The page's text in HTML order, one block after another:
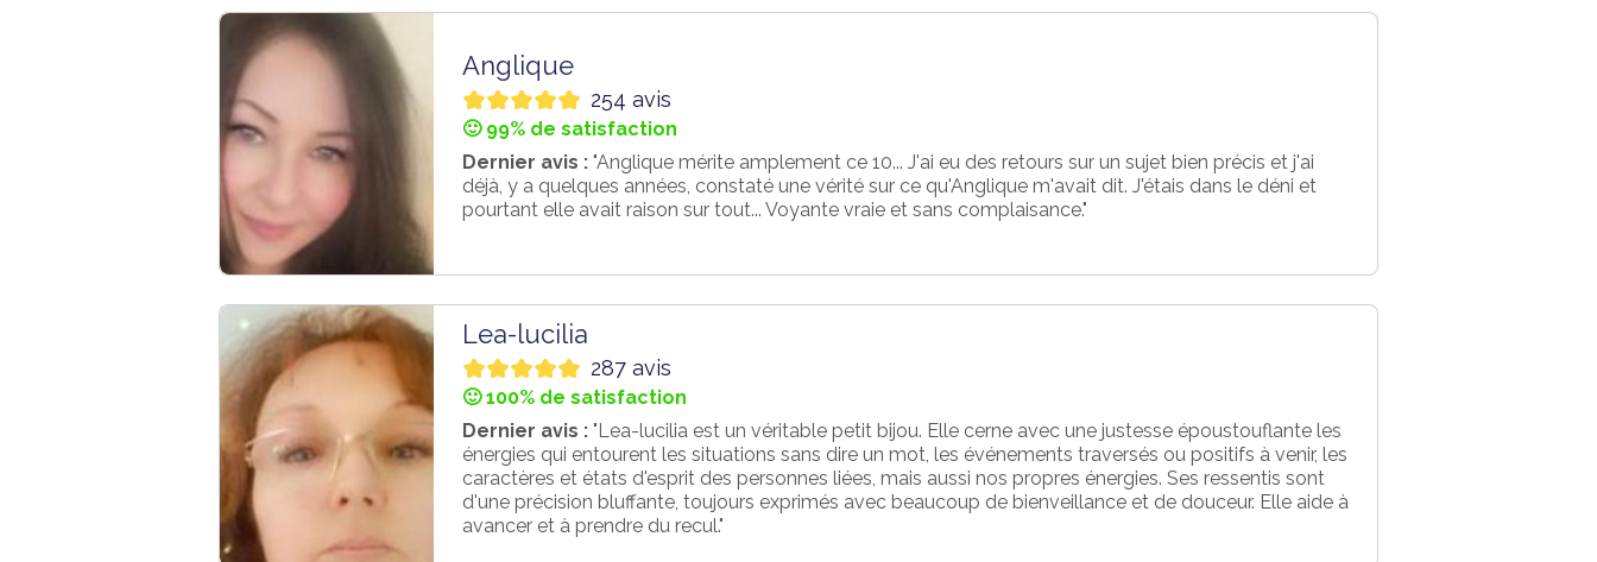
Anglique
254 avis
🙂 99% de satisfaction
Dernier avis : "Anglique mérite amplement ce 10... J'ai eu des retours sur un sujet bien précis et j'ai
déjà, y a quelques années, constaté une vérité sur ce qu'Anglique m'avait dit. J'étais dans le déni et
pourtant elle avait raison sur tout... Voyante vraie et sans complaisance."
Lea-lucilia
287 avis
🙂 100% de satisfaction
Dernier avis : "Lea-lucilia est un véritable petit bijou. Elle cerne avec une justesse époustouflante les
énergies qui entourent les situations sans dire un mot, les événements traversés ou positifs à venir, les
caractères et états d'esprit des personnes liées, mais aussi nos propres énergies. Ses ressentis sont
d'une précision bluffante, toujours exprimés avec beaucoup de bienveillance et de douceur. Elle aide à
avancer et à prendre du recul."